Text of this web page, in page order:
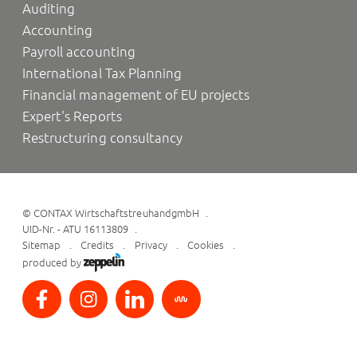
Auditing
Accounting
Payroll accounting
International Tax Planning
Financial management of EU projects
Expert's Reports
Restructuring consultancy
©CONTAX WirtschaftstreuhandgmbH
UID-Nr. - ATU 16113809
Sitemap
Credits Privacy
Cookies
produced by